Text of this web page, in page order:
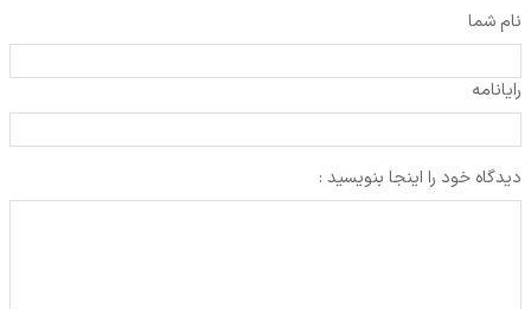
نام شما
رایانامه
دیدگاه خود را اینجا بنویسید :